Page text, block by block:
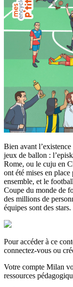
Bien avant
jeux de ballon :
Rome, ou le cuju en
ont été mises en
ensemble, et le
Coupe du monde de
des millions de
équipes sont des stars.
Pour accéder à ce
connectez-vous ou
Votre compte Milan
ressources